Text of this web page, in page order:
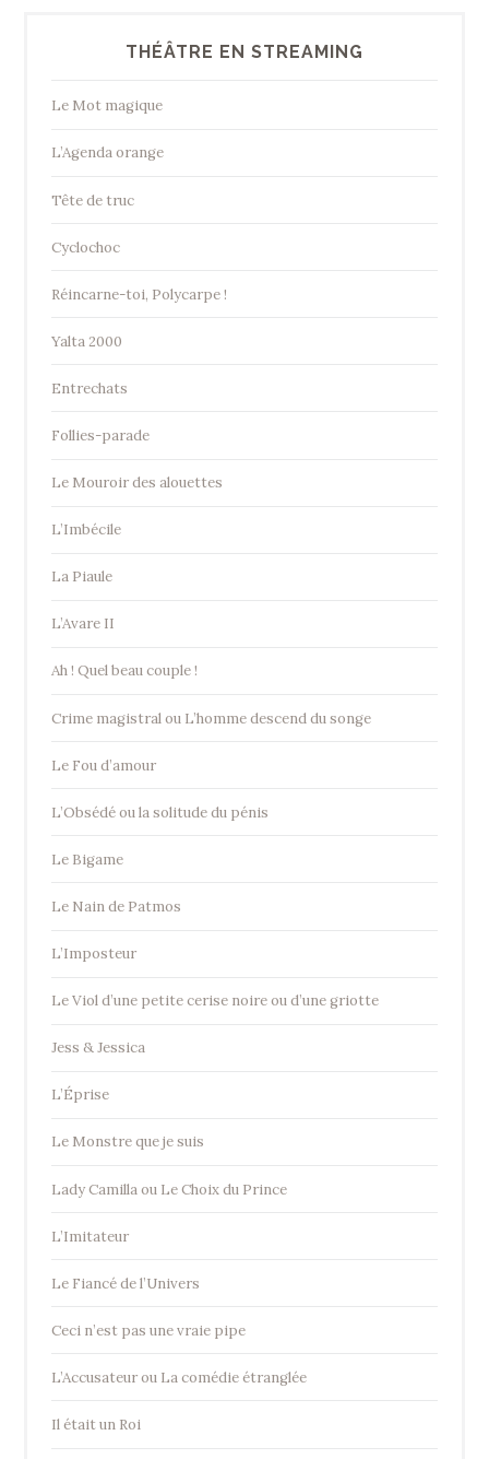
THÉÂTRE EN STREAMING
Le Mot magique
L’Agenda orange
Tête de truc
Cyclochoc
Réincarne-toi, Polycarpe !
Yalta 2000
Entrechats
Follies-parade
Le Mouroir des alouettes
L’Imbécile
La Piaule
L’Avare II
Ah ! Quel beau couple !
Crime magistral ou L’homme descend du songe
Le Fou d’amour
L’Obsédé ou la solitude du pénis
Le Bigame
Le Nain de Patmos
L’Imposteur
Le Viol d’une petite cerise noire ou d’une griotte
Jess & Jessica
L’Éprise
Le Monstre que je suis
Lady Camilla ou Le Choix du Prince
L’Imitateur
Le Fiancé de l’Univers
Ceci n’est pas une vraie pipe
L’Accusateur ou La comédie étranglée
Il était un Roi